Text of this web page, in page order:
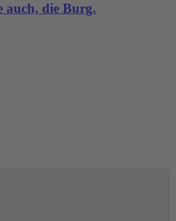
auch, die Burg.